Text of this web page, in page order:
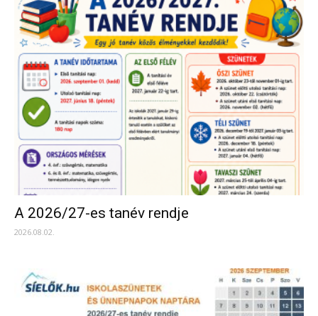
A 2026/27-es tanév rendje
2026.08.02.